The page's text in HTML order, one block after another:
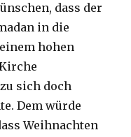
dass der
in die
hohen
sich doch
Dem würde
Weihnachten